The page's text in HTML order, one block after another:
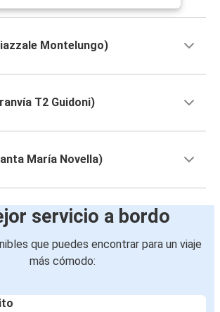
Montelungo)
T2 Guidoni)
María Novella)
servicio a bordo
que puedes encontrar para un viaje
más cómodo: